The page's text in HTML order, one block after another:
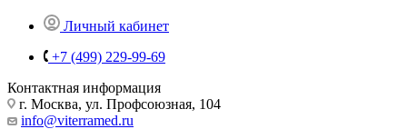
Личный кабинет
+7 (499) 229-99-69
Контактная информация
г. Москва, ул. Профсоюзная, 104
info@viterramed.ru